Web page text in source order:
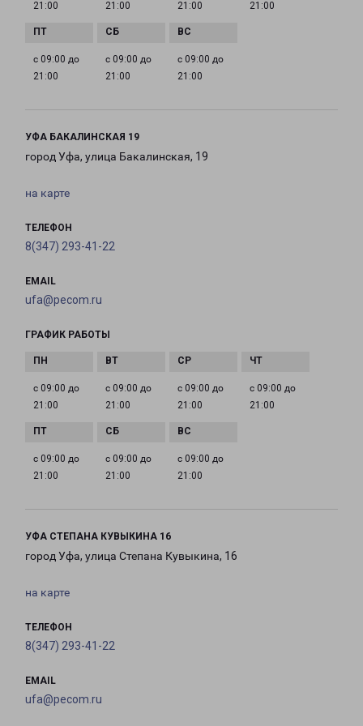
21:00
21:00
21:00
21:00
с 09:00 до
21:00
с 09:00 до
21:00
с 09:00 до
21:00
УФА БАКАЛИНСКАЯ 19
город Уфа, улица Бакалинская, 19
на карте
ТЕЛЕФОН
8(347) 293-41-22
EMAIL
ufa@pecom.ru
ГРАФИК РАБОТЫ
с 09:00 до
21:00
с 09:00 до
21:00
с 09:00 до
21:00
с 09:00 до
21:00
с 09:00 до
21:00
с 09:00 до
21:00
с 09:00 до
21:00
УФА СТЕПАНА КУВЫКИНА 16
город Уфа, улица Степана Кувыкина, 16
на карте
ТЕЛЕФОН
8(347) 293-41-22
EMAIL
ufa@pecom.ru